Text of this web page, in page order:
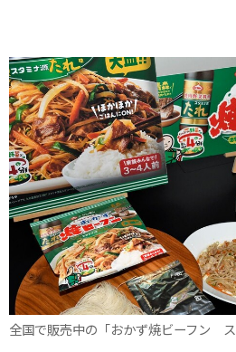
全国で販売中の「おかず焼ビーフン ス